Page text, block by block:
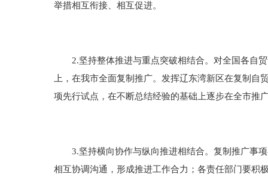
举措相互衔接、相互促进。
2.坚持整体推进与重点突破相结合。对全国各自贸
上，在我市全面复制推广。发挥辽东湾新区在复制
项先行试点，在不断总结经验的基础上逐步在全市推
3.坚持横向协作与纵向推进相结合。复制推广事项
相互协调沟通，形成推进工作合力；各责任部门要积